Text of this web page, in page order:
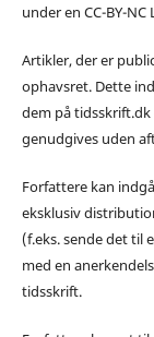
under en CC-BY-NC
Artikler, der er
ophavsret. Dette
dem på
genudgives uden
Forfattere kan
eksklusiv
(f.eks. sende det til
med en
tidsskrift.